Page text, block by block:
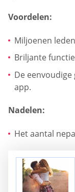
Voordelen:
Miljoenen
Briljante
De
app.
Nadelen:
Het aantal